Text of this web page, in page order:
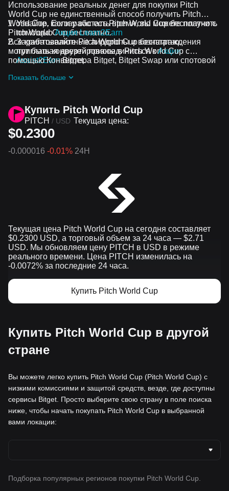
Использование реальных денег для покупки Pitch
World Cup не единственный способ получить Pitch
World Cup. Если у вас есть время, вы можете получить
Pitch World Cup бесплатно.
Узнайте, как заработать Pitch World Cup бесплатно с
помощьюАкция Learn2Earn
Зарабатывайте Pitch World Cup бесплатно,
приглашая друзей присоединиться кАкции
Assist2EarnBitget.
присоединившись к
Все криптовалютные аирдропы и вознаграждения
могут быть конвертированы в Pitch World Cup с
помощью Конвертера Bitget, Bitget Swap или спотовой
Показать больше
Купить Pitch World Cup
PITCH / USD Текущая цена:
$0.2300
-0.000016 -0.01% 24H
Текущая цена Pitch World Cup на сегодня составляет
$0.2300 USD, а торговый объем за 24 часа — $2.71
USD. Мы обновляем цену PITCH в USD в режиме
реального времени. Цена PITCH изменилась на
-0.0072% за последние 24 часа.
Купить Pitch World Cup
Купить Pitch World Cup в другой
стране
Вы можете легко купить Pitch World Cup (Pitch World Cup) с
низкими комиссиями и защитой средств, везде, где доступны
сервисы Bitget. Просто выберите свою страну в поле поиска
ниже, чтобы начать покупать Pitch World Cup в выбранной
вами локации:
Подборка популярных регионов покупки Pitch World Cup.